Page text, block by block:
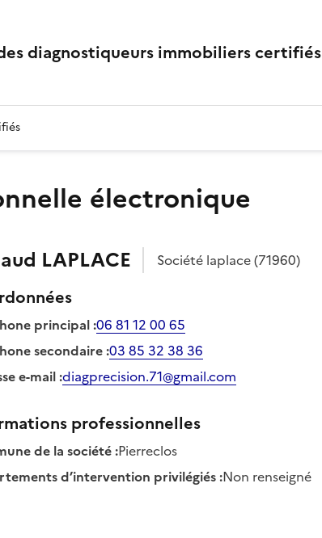
diagnostiqueurs immobiliers certifiés
électronique
LAPLACE Société laplace(71960)
principal:06 81 12 00 65
secondaire:03 85 32 38 36
e-mail:diagprecision.71@gmail.com
professionnelles
de la société:Pierreclos
d’intervention privilégiés:Non renseigné